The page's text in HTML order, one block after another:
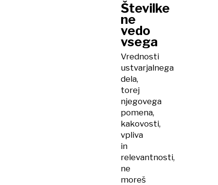
Številke
ne
vedo
vsega
Vrednosti
ustvarjalnega
dela,
torej
njegovega
pomena,
kakovosti,
vpliva
in
relevantnosti,
ne
moreš